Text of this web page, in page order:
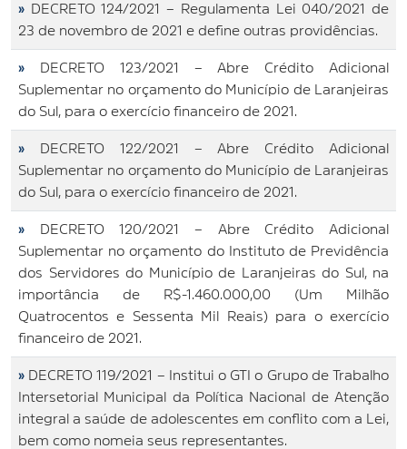
» DECRETO 124/2021 – Regulamenta Lei 040/2021 de
23 de novembro de 2021 e define outras providências.
»
DECRETO 123/2021 – Abre Crédito Adicional
Suplementar no orçamento do Município de Laranjeiras
do Sul, para o exercício financeiro de 2021.
»
DECRETO 122/2021 – Abre Crédito Adicional
Suplementar no orçamento do Município de Laranjeiras
do Sul, para o exercício financeiro de 2021.
»
DECRETO 120/2021 – Abre Crédito Adicional
Suplementar no orçamento do Instituto de Previdência
dos Servidores do Município de Laranjeiras do Sul, na
importância de R$-1.460.000,00 (Um Milhão
Quatrocentos e Sessenta Mil Reais) para o exercício
financeiro de 2021.
» DECRETO 119/2021 – Institui o GTI o Grupo de Trabalho
Intersetorial Municipal da Política Nacional de Atenção
integral a saúde de adolescentes em conflito com a Lei,
bem como nomeia seus representantes.